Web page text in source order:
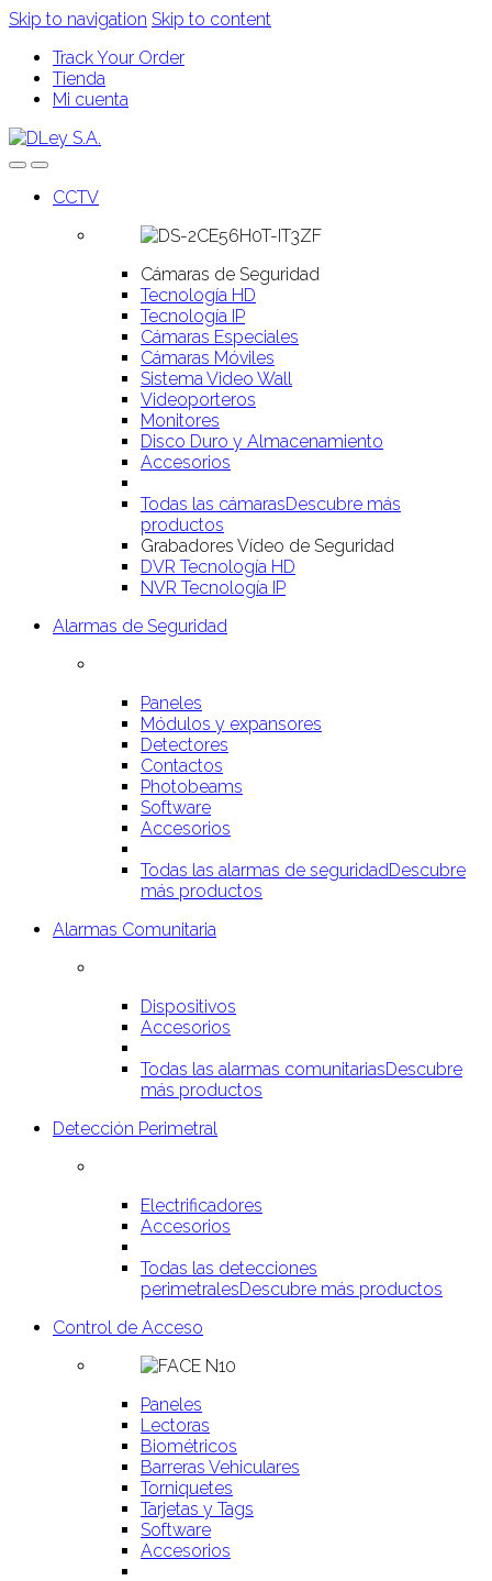
Skip to navigation Skip to content
Track Your Order
Tienda
Mi cuenta
CCTV
Cámaras de Seguridad
Tecnología HD
Tecnología IP
Cámaras Especiales
Cámaras Móviles
Sistema Video Wall
Videoporteros
Monitores
Disco Duro y Almacenamiento
Accesorios
Todas las cámarasDescubre más
productos
Grabadores Vídeo de Seguridad
DVR Tecnología HD
NVR Tecnología IP
Alarmas de Seguridad
Paneles
Módulos y expansores
Detectores
Contactos
Photobeams
Software
Accesorios
Todas las alarmas de seguridadDescubre
más productos
Alarmas Comunitaria
Dispositivos
Accesorios
Todas las alarmas comunitariasDescubre
más productos
Detección Perimetral
Electrificadores
Accesorios
Todas las detecciones
perimetralesDescubre más productos
Control de Acceso
Paneles
Lectoras
Biométricos
Barreras Vehiculares
Torniquetes
Tarjetas y Tags
Software
Accesorios